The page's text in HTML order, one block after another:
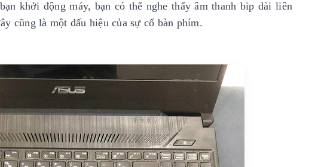
khởi động máy, bạn có thể nghe thấy âm thanh bip dài liên
cũng là một dấu hiệu của sự cố bàn phím.